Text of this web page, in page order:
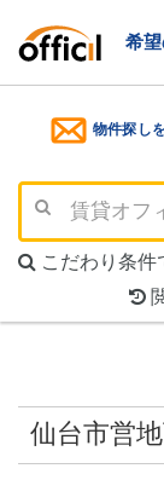
希
物件探し
こだわり条件
仙台市営